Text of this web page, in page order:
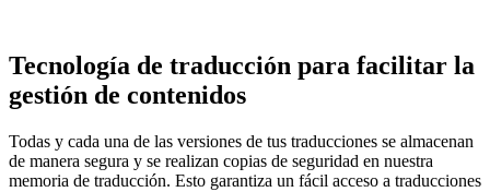
Tecnología de traducción para facilitar la
gestión de contenidos
Todas y cada una de las versiones de tus traducciones se almacenan
de manera segura y se realizan copias de seguridad en nuestra
memoria de traducción. Esto garantiza un fácil acceso a traducciones